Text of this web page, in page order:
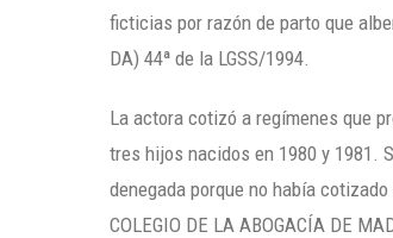
ficticias por razón de parto que
DA) 44ª de la LGSS/1994.
La actora cotizó a regímenes que
tres hijos nacidos en 1980 y 1981.
denegada porque no había
COLEGIO DE LA ABOGACÍA DE